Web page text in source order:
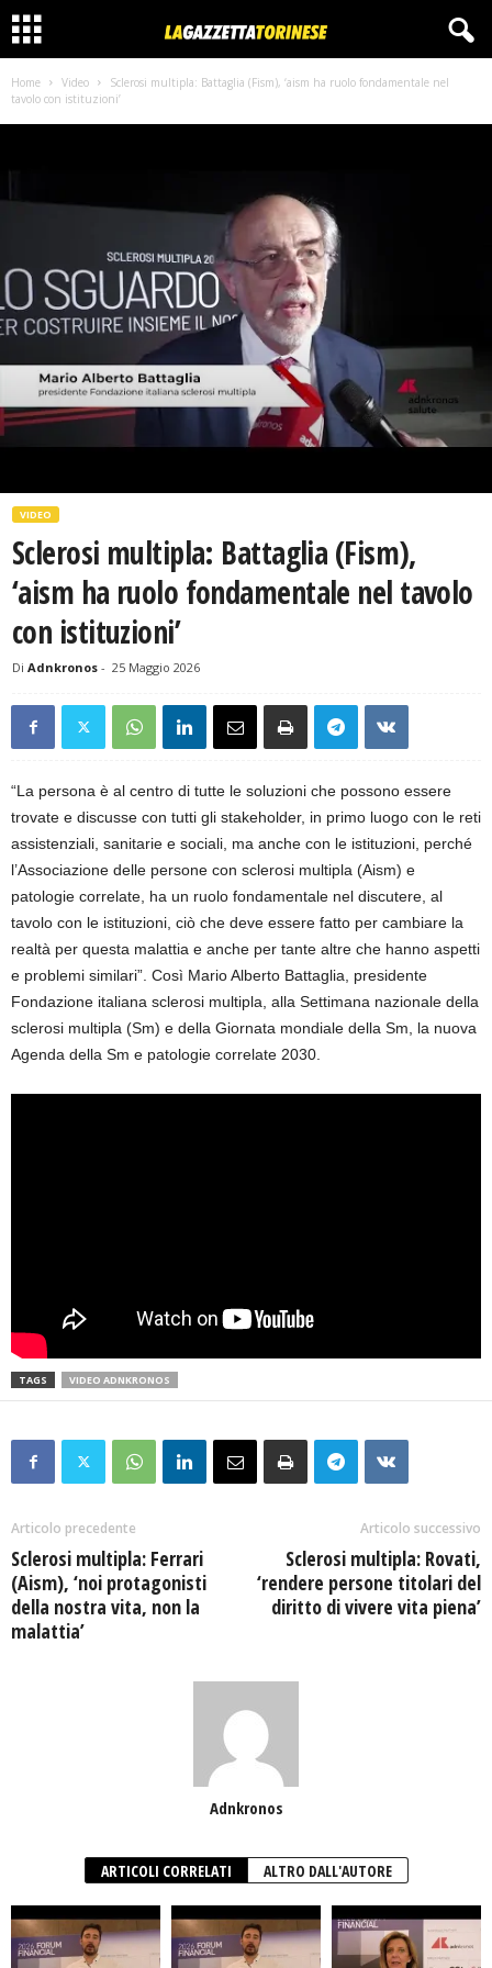
Home Video
Sclerosi multipla: Battaglia (Fism), ‘aism ha ruolo fondamentale nel
tavolo con istituzioni’
VIDEO
Sclerosi multipla: Battaglia (Fism),
‘aism ha ruolo fondamentale nel tavolo
con istituzioni’
Di Adnkronos - 25 Maggio 2026
“La persona è al centro di tutte le soluzioni che possono essere
trovate e discusse con tutti gli stakeholder, in primo luogo con le reti
assistenziali, sanitarie e sociali, ma anche con le istituzioni, perché
l’Associazione delle persone con sclerosi multipla (Aism) e
patologie correlate, ha un ruolo fondamentale nel discutere, al
tavolo con le istituzioni, ciò che deve essere fatto per cambiare la
realtà per questa malattia e anche per tante altre che hanno aspetti
e problemi similari”. Così Mario Alberto Battaglia, presidente
Fondazione italiana sclerosi multipla, alla Settimana nazionale della
sclerosi multipla (Sm) e della Giornata mondiale della Sm, la nuova
Agenda della Sm e patologie correlate 2030.
TAGS VIDEO ADNKRONOS
Articolo precedente
Sclerosi multipla: Ferrari
(Aism), ‘noi protagonisti
della nostra vita, non la
malattia’
Articolo successivo
Sclerosi multipla: Rovati,
‘rendere persone titolari del
diritto di vivere vita piena’
Adnkronos
ARTICOLI CORRELATI ALTRO DALL'AUTORE